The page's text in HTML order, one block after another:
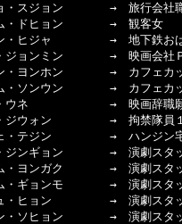
ン　　　　→　旅行会社
ン　　　　→　観客女
　　　　　→　地下鉄おば
ン　　　　→　映画会社
ン　　　　→　カフェカッ
ン　　　　→　カフェカッ
　　　　　→　映画辞職
　　　　　→　拘禁隊員
　　　　　→　ハンジン宅
ン　　　　→　演劇スタッ
ク　　　　→　演劇スタッ
モ　　　　→　演劇スタッ
　　　　　→　演劇スタッ
ン　　　　→　演劇スタッ